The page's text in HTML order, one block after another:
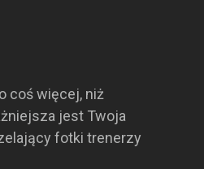
coś więcej, niż
jest Twoja
fotki trenerzy